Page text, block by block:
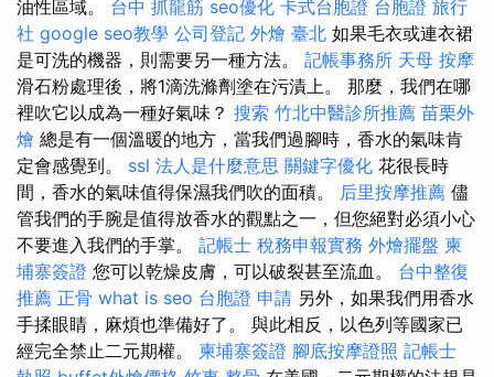
油性區域。 台中 抓龍筋 seo優化 卡式台胞證 台胞證 旅行
社 google seo教學 公司登記 外燴 臺北 如果毛衣或連衣裙
是可洗的機器，則需要另一種方法。 記帳事務所 天母 按摩
滑石粉處理後，將1滴洗滌劑塗在污漬上。 那麼，我們在哪
裡吹它以成為一種好氣味？ 搜索 竹北中醫診所推薦 苗栗外
燴 總是有一個溫暖的地方，當我們過腳時，香水的氣味肯
定會感覺到。 ssl 法人是什麼意思 關鍵字優化 花很長時
間，香水的氣味值得保濕我們吹的面積。 后里按摩推薦 儘
管我們的手腕是值得放香水的觀點之一，但您絕對必須小心
不要進入我們的手掌。 記帳士 稅務申報實務 外燴擺盤 柬
埔寨簽證 您可以乾燥皮膚，可以破裂甚至流血。 台中整復
推薦 正骨 what is seo 台胞證 申請 另外，如果我們用香水
手揉眼睛，麻煩也準備好了。 與此相反，以色列等國家已
經完全禁止二元期權。 柬埔寨簽證 腳底按摩證照 記帳士